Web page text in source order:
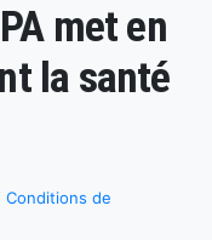
met en
la santé
Conditions de